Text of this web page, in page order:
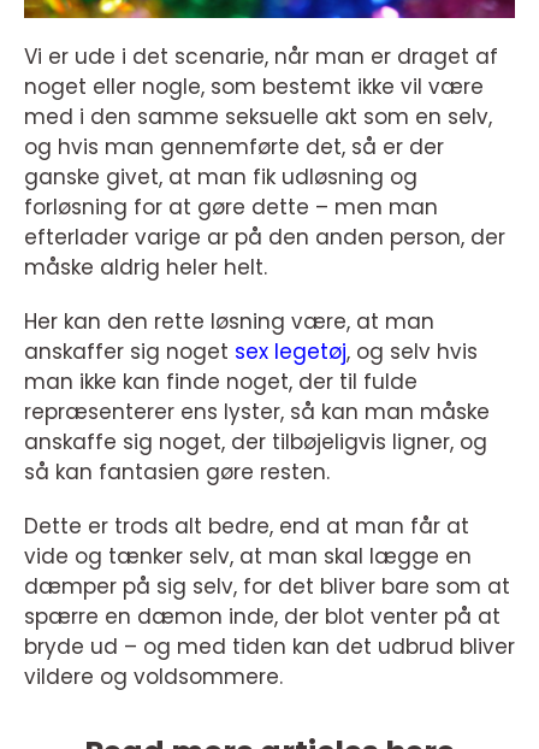
Vi er ude i det scenarie, når man er draget af
noget eller nogle, som bestemt ikke vil være
med i den samme seksuelle akt som en selv,
og hvis man gennemførte det, så er der
ganske givet, at man fik udløsning og
forløsning for at gøre dette – men man
efterlader varige ar på den anden person, der
måske aldrig heler helt.
Her kan den rette løsning være, at man
anskaffer sig noget sex legetøj, og selv hvis
man ikke kan finde noget, der til fulde
repræsenterer ens lyster, så kan man måske
anskaffe sig noget, der tilbøjeligvis ligner, og
så kan fantasien gøre resten.
Dette er trods alt bedre, end at man får at
vide og tænker selv, at man skal lægge en
dæmper på sig selv, for det bliver bare som at
spærre en dæmon inde, der blot venter på at
bryde ud – og med tiden kan det udbrud bliver
vildere og voldsommere.